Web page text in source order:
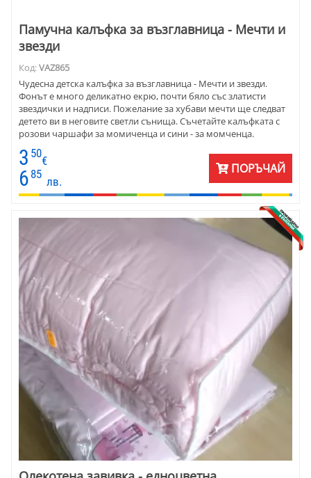
Памучна калъфка за възглавница - Мечти и
звезди
Код:VAZ865
Чудесна детска калъфка за възглавница - Мечти и звезди.
Фонът е много деликатно екрю, почти бяло със златисти
звездички и надписи. Пожелание за хубави мечти ще следват
детето ви в неговите светли сънища. Съчетайте калъфката с
розови чаршафи за момиченца и сини - за момченца.
Материята е ранфор - памук 100%.
3 50
€
6 85
лв.
ПОРЪЧАЙ